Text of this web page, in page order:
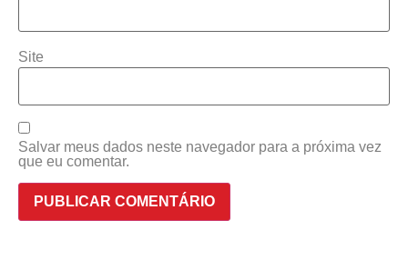
Site
Salvar meus dados neste navegador para a próxima vez
que eu comentar.